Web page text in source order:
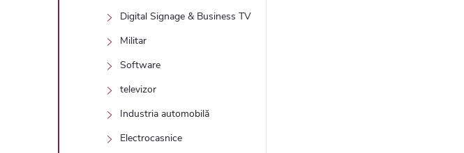
Digital Signage & Business TV
Militar
Software
televizor
Industria automobilă
Electrocasnice